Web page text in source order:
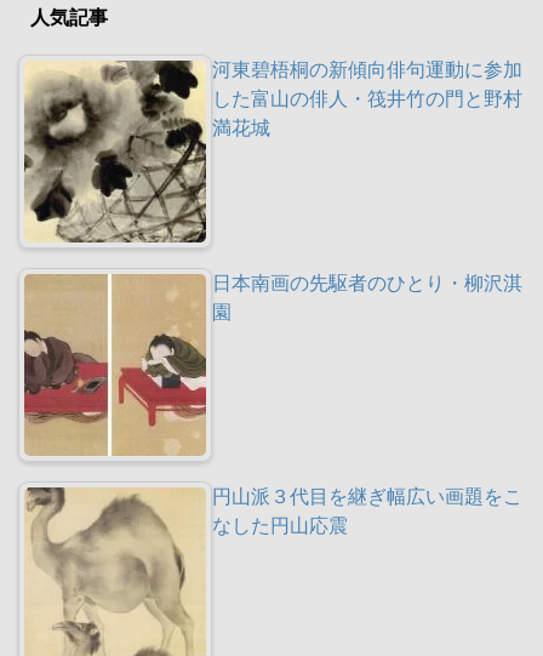
人気記事
河東碧梧桐の新傾向俳句運動に参加
した富山の俳人・筏井竹の門と野村
満花城
日本南画の先駆者のひとり・柳沢淇
園
円山派３代目を継ぎ幅広い画題をこ
なした円山応震